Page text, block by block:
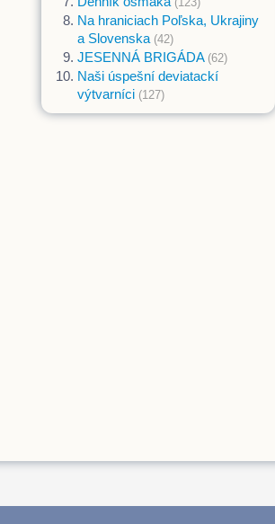
Na hraniciach Poľska, Ukrajiny
a Slovenska (42)
JESENNÁ BRIGÁDA (62)
Naši úspešní deviatackí
výtvarníci (127)